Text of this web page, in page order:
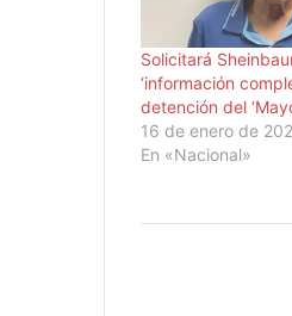
Solicitará
‘información
detención del
16 de enero de
En «Nacional»